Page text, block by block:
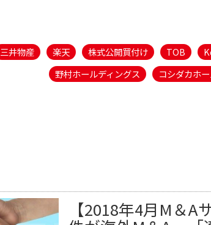
三井物産 楽天 株式公開買付け TOB
野村ホールディングス
コシダカホ
【2018年4月M＆